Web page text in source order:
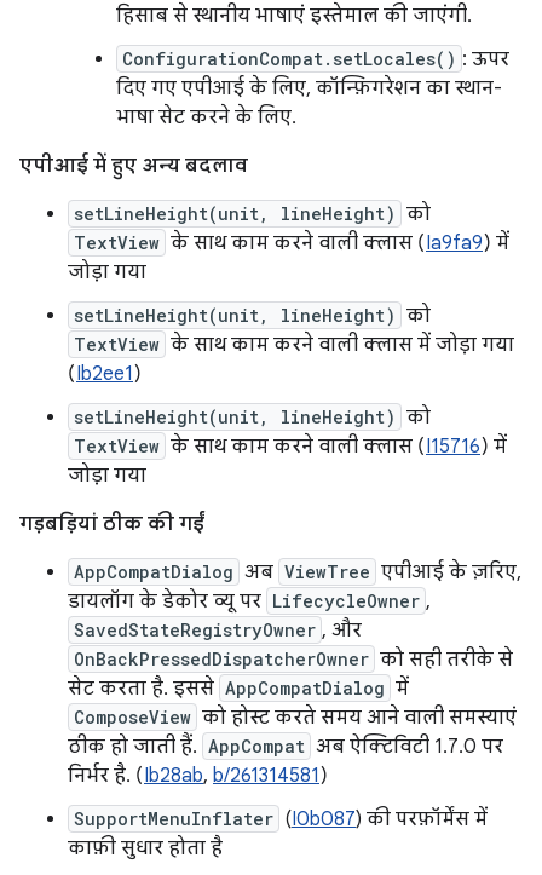
हिसाब से स्थानीय भाषाएं इस्तेमाल की जाएंगी.
ConfigurationCompat.setLocales() : ऊपर
दिए गए एपीआई के लिए, कॉन्फ़िगरेशन का स्थान-
भाषा सेट करने के लिए.
एपीआई में हुए अन्य बदलाव
setLineHeight(unit, lineHeight) को
TextView के साथ काम करने वाली क्लास (Ia9fa9) में
जोड़ा गया
setLineHeight(unit, lineHeight) को
TextView के साथ काम करने वाली क्लास में जोड़ा गया
(Ib2ee1 )
setLineHeight(unit, lineHeight) को
TextView के साथ काम करने वाली क्लास (I15716) में
जोड़ा गया
गड़बड़ियां ठीक की गईं
AppCompatDialog अब ViewTree एपीआई के ज़रिए,
डायलॉग के डेकोर व्यू पर LifecycleOwner ,
SavedStateRegistryOwner , और
OnBackPressedDispatcherOwner को सही तरीके से
सेट करता है. इससे AppCompatDialog में
ComposeView को होस्ट करते समय आने वाली समस्याएं
ठीक हो जाती हैं. AppCompat अब ऐक्टिविटी 1.7.0 पर
निर्भर है. (Ib28ab, b/261314581 )
SupportMenuInflater (I0b087) की परफ़ॉर्मेंस में
काफ़ी सुधार होता है